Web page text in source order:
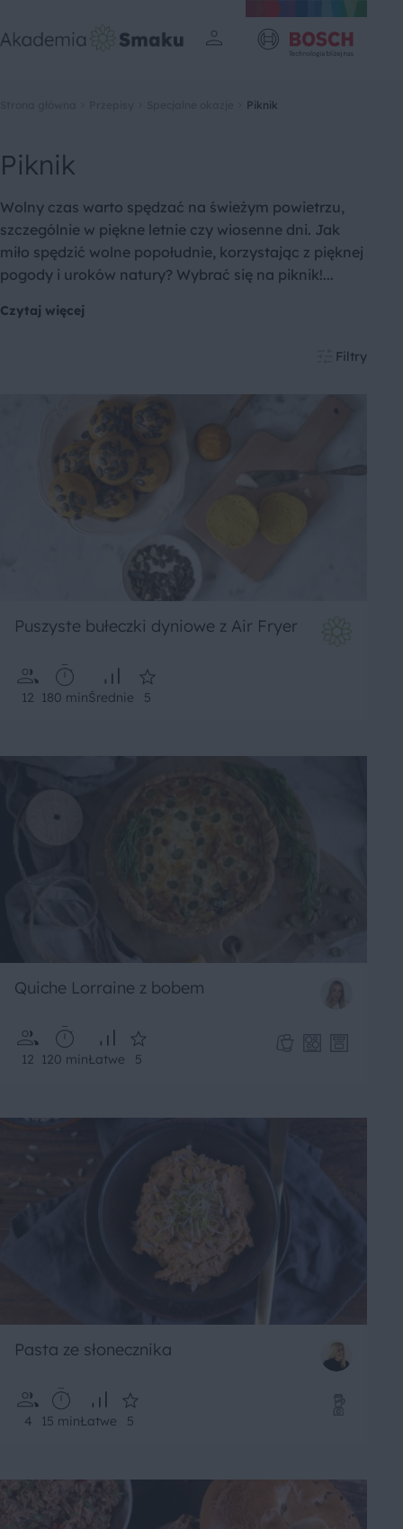
Piknik
Piknik
Wolny czas warto spędzać na świeżym powietrzu,
szczególnie w piękne letnie czy wiosenne dni. Jak
miło spędzić wolne popołudnie, korzystając z pięknej
pogody i uroków natury? Wybrać się na piknik!...
Czytaj więcej
Filtry
Puszyste bułeczki dyniowe z Air Fryer
12 180 minŚrednie 5
Quiche Lorraine z bobem
12 120 minŁatwe 5
Pasta ze słonecznika
4 15 minŁatwe 5